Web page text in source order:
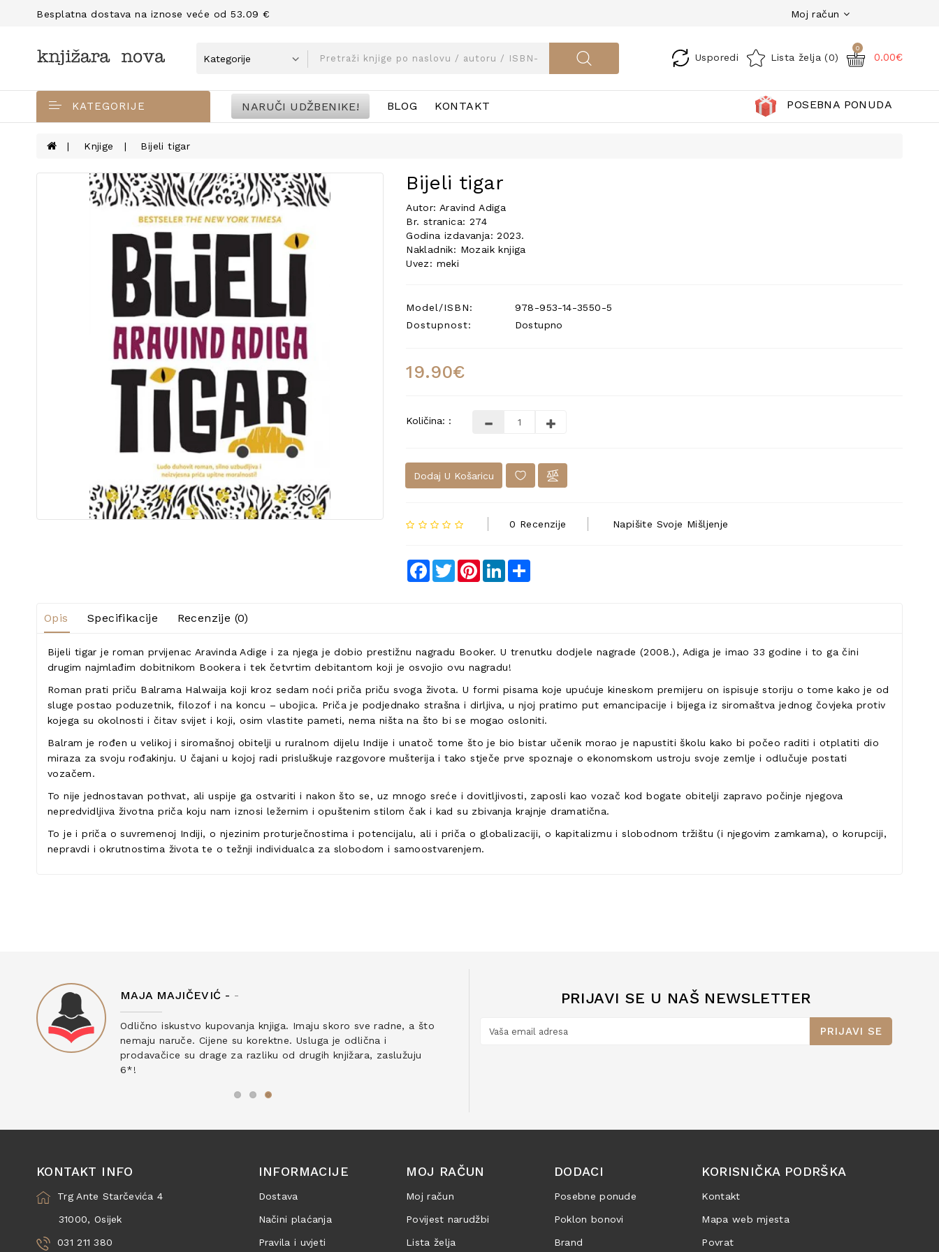
Besplatna dostava na iznose veće od 53.09 € Moj račun
Usporedi Lista želja (0)
0
0.00€
KATEGORIJE NARUČI UDŽBENIKE! BLOG KONTAKT POSEBNA PONUDA
Knjige Bijeli tigar
Bijeli tigar
Autor: Aravind Adiga
Br. stranica: 274
Godina izdavanja: 2023.
Nakladnik: Mozaik knjiga
Uvez: meki
Model/ISBN:
978-953-14-3550-5
Dostupnost:
Dostupno
19.90€
Količina: :
Dodaj U Košaricu
0 Recenzije Napišite Svoje Mišljenje
Facebook
TwitterPinterestLinkedIn
Opis Specifikacije Recenzije (0)
Bijeli tigar je roman prvijenac Aravinda Adige i za njega je dobio prestižnu nagradu Booker. U trenutku dodjele nagrade (2008.), Adiga je imao 33 godine i to ga čini
drugim najmlađim dobitnikom Bookera i tek četvrtim debitantom koji je osvojio ovu nagradu!
Roman prati priču Balrama Halwaija koji kroz sedam noći priča priču svoga života. U formi pisama koje upućuje kineskom premijeru on ispisuje storiju o tome kako je od
sluge postao poduzetnik, filozof i na koncu – ubojica. Priča je podjednako strašna i dirljiva, u njoj pratimo put emancipacije i bijega iz siromaštva jednog čovjeka protiv
kojega su okolnosti i čitav svijet i koji, osim vlastite pameti, nema ništa na što bi se mogao osloniti.
Balram je rođen u velikoj i siromašnoj obitelji u ruralnom dijelu Indije i unatoč tome što je bio bistar učenik morao je napustiti školu kako bi počeo raditi i otplatiti dio
miraza za svoju rođakinju. U čajani u kojoj radi prisluškuje razgovore mušterija i tako stječe prve spoznaje o ekonomskom ustroju svoje zemlje i odlučuje postati
vozačem.
To nije jednostavan pothvat, ali uspije ga ostvariti i nakon što se, uz mnogo sreće i dovitljivosti, zaposli kao vozač kod bogate obitelji zapravo počinje njegova
nepredvidljiva životna priča koju nam iznosi ležernim i opuštenim stilom čak i kad su zbivanja krajnje dramatična.
To je i priča o suvremenoj Indiji, o njezinim proturječnostima i potencijalu, ali i priča o globalizaciji, o kapitalizmu i slobodnom tržištu (i njegovim zamkama), o korupciji,
nepravdi i okrutnostima života te o težnji individualca za slobodom i samoostvarenjem.
MAJA MAJIČEVIĆ - -
Odlično iskustvo kupovanja knjiga. Imaju skoro sve radne, a što
nemaju naruče. Cijene su korektne. Usluga je odlična i
prodavačice su drage za razliku od drugih knjižara, zaslužuju
6*!
PRIJAVI SE U NAŠ NEWSLETTER
PRIJAVI SE
KONTAKT INFO
Trg Ante Starčevića 4
31000, Osijek
031 211 380
INFORMACIJE
Dostava
Načini plaćanja
Pravila i uvjeti
MOJ RAČUN
Moj račun
Povijest narudžbi
Lista želja
DODACI
Posebne ponude
Poklon bonovi
Brand
KORISNIČKA PODRŠKA
Kontakt
Mapa web mjesta
Povrat